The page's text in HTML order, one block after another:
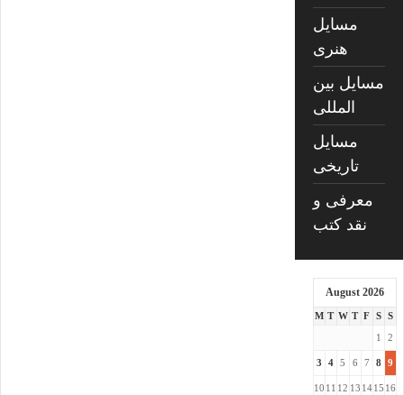
مسايل
هنری
مسایل بین
المللی
مسایل
تاریخی
معرفی و
نقد کتب
August 2026
M T W T F S
S
1
2
3 4 5 6 7 8 9
10 11 12 13 14 15 16